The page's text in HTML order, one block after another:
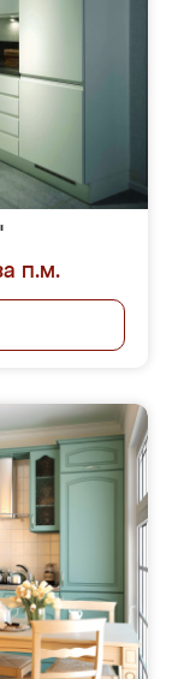
п.м.